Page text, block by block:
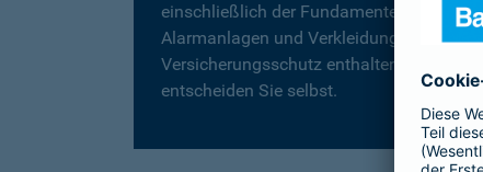
einschließlich der Fundamente, Grund-
Alarmanlagen und Verkleidungen, wie z.
Versicherungsschutz enthalten.
entscheiden Sie selbst.